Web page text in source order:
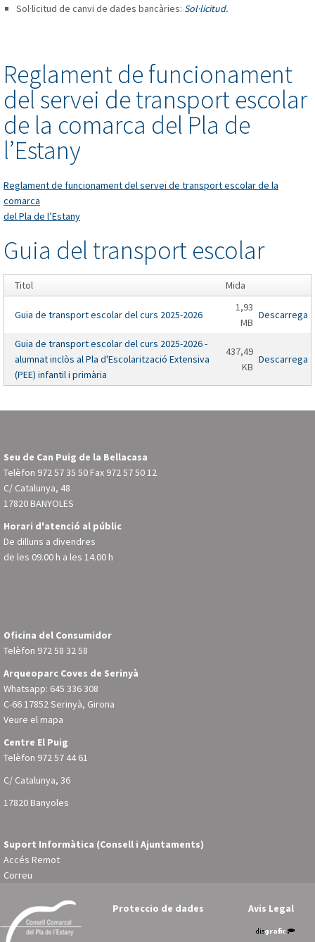
Sol·licitud de canvi de dades bancàries: Sol·licitud.
Reglament de funcionament
del servei de transport escolar
de la comarca del Pla de
l’Estany
Reglament de funcionament del servei de transport escolar de la
comarca
del Pla de l’Estany
Guia del transport escolar
Titol Mida
Guia de transport escolar del curs 2025-2026
1,93
MB
Descarrega
Guia de transport escolar del curs 2025-2026 -
alumnat inclòs al Pla d'Escolarització Extensiva
(PEE) infantil i primària
437,49
KB
Descarrega
Seu de Can Puig de la Bellacasa
Telèfon 972 57 35 50 Fax 972 57 50 12
C/ Catalunya, 48
17820 BANYOLES
Horari d'atenció al públic
De dilluns a divendres
de les 09.00 h a les 14.00 h
Oficina del Consumidor
Telèfon 972 58 32 58
Arqueoparc Coves de Serinyà
Whatsapp: 645 336 308
C-66 17852 Serinyà, Girona
Veure el mapa
Centre El Puig
Telèfon 972 57 44 61
C/ Catalunya, 36
17820 Banyoles
Suport Informàtica (Consell i Ajuntaments)
Accés Remot
Correu
Proteccio de dades Avis Legal